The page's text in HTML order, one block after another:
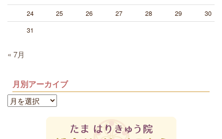
24
25 26 27 28 29
30
31
« 7月
月別アーカイブ
月
別